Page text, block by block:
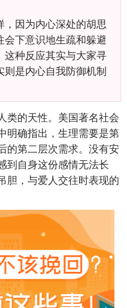
因为内心深处的胡思
下意识地生疏和躲避
种反应其实与大家寻
是内心自我防御机制
的天性。美国著名社会
明确指出，生理需要是第
的第二层次需求。没有安
到自身这份感情无法长
胆，与爱人交往时表现的